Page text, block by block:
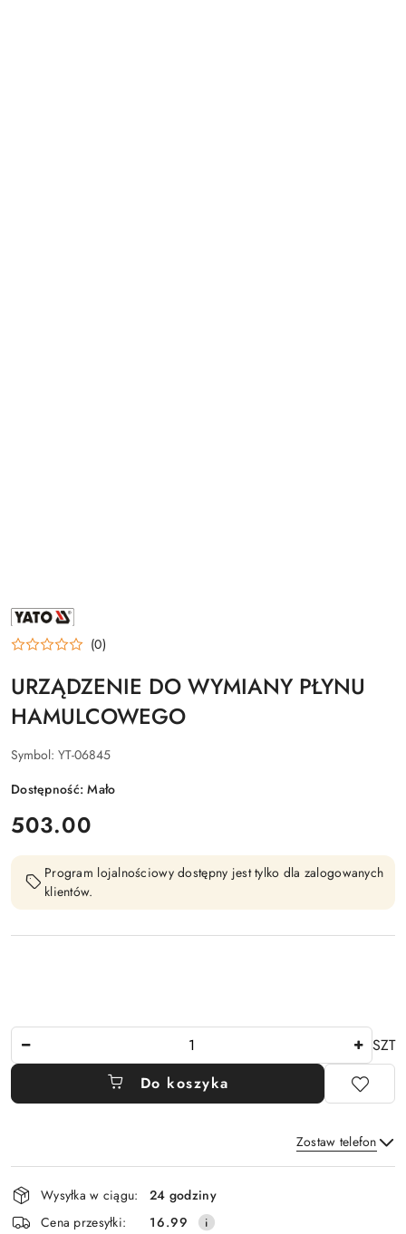
NAZWA
PRODUCENTA:
YATO (0)
URZĄDZENIE DO WYMIANY PŁYNU
HAMULCOWEGO
Symbol: YT-06845
Dostępność:Mało
cena:
503.00
Program lojalnościowy dostępny jest tylko dla zalogowanych
klientów.
SZT
Do koszyka
Zostaw telefon
Wyślij
Dostępność
i
Wysyłka w ciągu:
24 godziny
Cena przesyłki:
16.99